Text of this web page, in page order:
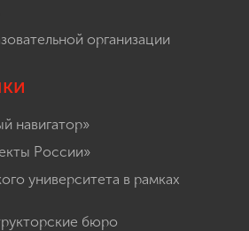
организации
навигатор»
России»
университета в рамках
бюро